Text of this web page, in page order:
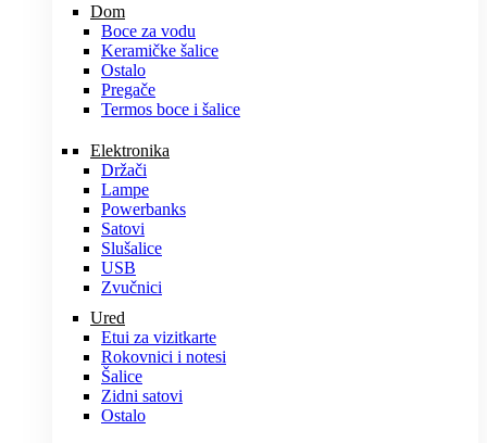
Dom
Boce za vodu
Keramičke šalice
Ostalo
Pregače
Termos boce i šalice
Elektronika
Držači
Lampe
Powerbanks
Satovi
Slušalice
USB
Zvučnici
Ured
Etui za vizitkarte
Rokovnici i notesi
Šalice
Zidni satovi
Ostalo